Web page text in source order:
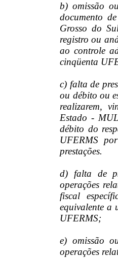
b) omissão
documento
Grosso do
registro ou
ao controle
cinqüenta
c) falta de
ou débito ou
realizarem,
Estado -
débito do
UFERMS
prestações.
d) falta de
operações
fiscal
equivalente a
UFERMS;
e) omissão
operações